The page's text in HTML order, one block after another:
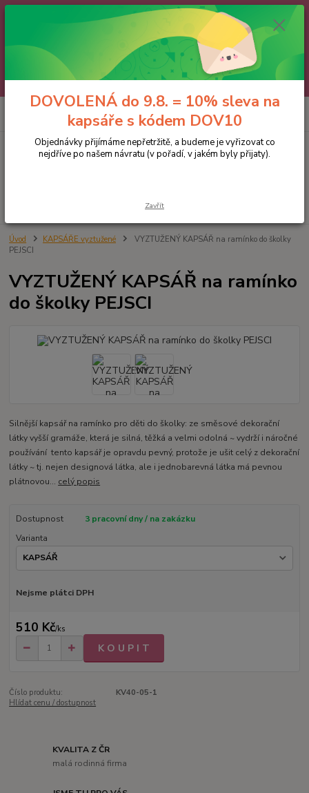
🌼 DOVOLENÁ do 9.8. 🌼
Jakmile se vrátíme, všechny objednávky, e-maily i telefonáty vyřídíme
postupně - v pořadí, v jakém nám přišly. Děkujeme za trpělivost.
A abychom vám čekání trochu zpříjemnili: doprava ZDARMA nad 700 Kč
a 10% sleva na kapsáře 😊 Slevový kód: DOV10
Menu
0
Úvod KAPSÁŘE vyztužené
VYZTUŽENÝ KAPSÁŘ na ramínko do školky
PEJSCI
VYZTUŽENÝ KAPSÁŘ na ramínko
do školky PEJSCI
Silnější kapsář na ramínko pro děti do školky: ze směsové dekorační
látky vyšší gramáže, která je silná, těžká a velmi odolná ~ vydrží i náročné
používání tento kapsář je opravdu pevný, protože je ušit celý z dekorační
látky ~ tj. nejen designová látka, ale i jednobarevná látka má pevnou
plátnovou... celý popis
Dostupnost
3 pracovní dny / na zakázku
Varianta
Nejsme plátci DPH
510 Kč/ks
K O U P I T
Číslo produktu:
KV40-05-1
Hlídat cenu / dostupnost
KVALITA Z ČR
malá rodinná firma
DOVOLENÁ do 9.8. = 10% sleva na
kapsáře s kódem DOV10
Objednávky přijímáme nepřetržitě, a budeme je vyřizovat co
nejdříve po našem návratu (v pořadí, v jakém byly přijaty).
Zavřít